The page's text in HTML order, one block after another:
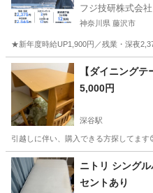
フジ技研株式会
神奈川県 藤沢市
★新年度時給UP1,900円／残業・深夜
神奈川 藤沢市 その他
【ダイニング
5,000円
深谷駅
引越しに伴い、購入できる方探してま
埼玉 深谷市 深谷駅 テー
ニトリ シング
セントあり